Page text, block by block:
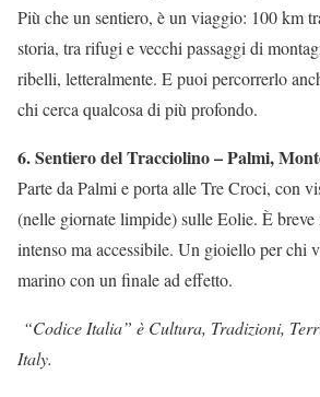
Più che un sentiero, è un viaggio: 100 km
storia, tra rifugi e vecchi passaggi di
ribelli, letteralmente. E puoi percorrerlo
chi cerca qualcosa di più profondo.
6. Sentiero del Tracciolino – Palmi,
Parte da Palmi e porta alle Tre Croci, con
(nelle giornate limpide) sulle Eolie. È breve
intenso ma accessibile. Un gioiello per chi
marino con un finale ad effetto.
“Codice Italia” è Cultura, Tradizioni,
Italy.